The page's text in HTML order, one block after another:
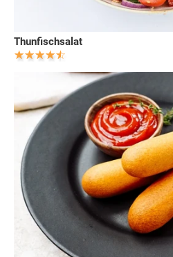
Thunfischsalat